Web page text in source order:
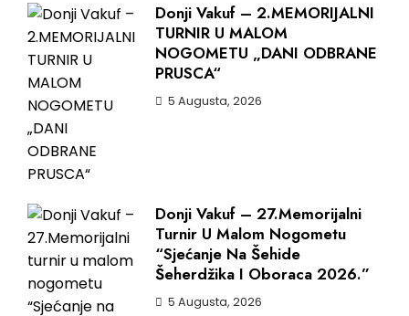
Donji Vakuf – 2.MEMORIJALNI
TURNIR U MALOM
NOGOMETU „DANI ODBRANE
PRUSCA“
5 Augusta, 2026
Donji Vakuf – 27.Memorijalni
Turnir U Malom Nogometu
“Sjećanje Na Šehide
Šeherdžika I Oboraca 2026.”
5 Augusta, 2026